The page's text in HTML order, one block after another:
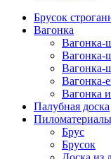
Брусок
Вагонка
Вагонка-
Вагонка-
Вагонка-
Вагонка-
Вагонка
Палубная доска
Пиломатериалы
Брус
Брусок